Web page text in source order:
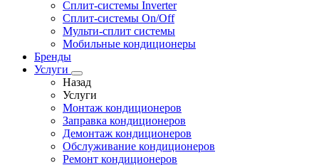
Сплит-системы Inverter
Сплит-системы On/Off
Мульти-сплит системы
Мобильные кондиционеры
Бренды
Услуги
Назад
Услуги
Монтаж кондиционеров
Заправка кондиционеров
Демонтаж кондиционеров
Обслуживание кондиционеров
Ремонт кондиционеров